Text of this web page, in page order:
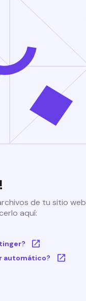
de tu sitio web
aquí:
automático?